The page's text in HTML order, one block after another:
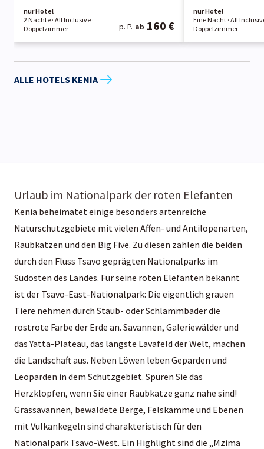
nur Hotel
2 Nächte · All Inclusive ·
Doppelzimmer
p. P. ab 160 €
nur Hotel
Eine Nacht · All
Doppelzimmer
ALLE HOTELS KENIA
Urlaub im Nationalpark der roten Elefanten
Kenia beheimatet einige besonders artenreiche
Naturschutzgebiete mit vielen Affen- und Antilopenarten,
Raubkatzen und den Big Five. Zu diesen zählen die beiden
durch den Fluss Tsavo geprägten Nationalparks im
Südosten des Landes. Für seine roten Elefanten bekannt
ist der Tsavo-East-Nationalpark: Die eigentlich grauen
Tiere nehmen durch Staub- oder Schlammbäder die
rostrote Farbe der Erde an. Savannen, Galeriewälder und
das Yatta-Plateau, das längste Lavafeld der Welt, machen
die Landschaft aus. Neben Löwen leben Geparden und
Leoparden in dem Schutzgebiet. Spüren Sie das
Herzklopfen, wenn Sie einer Raubkatze ganz nahe sind!
Grassavannen, bewaldete Berge, Felskämme und Ebenen
mit Vulkankegeln sind charakteristisch für den
Nationalpark Tsavo-West. Ein Highlight sind die „Mzima